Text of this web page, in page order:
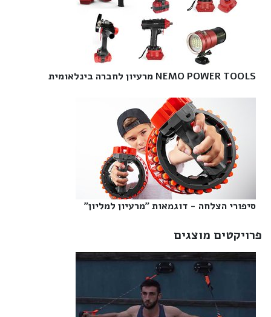
NEMO POWER TOOLS מרעיון לחברה בינלאומית‎
סיפורי הצלחה - דוגמאות "מרעיון למליון"‎
פרויקטים מוצגים